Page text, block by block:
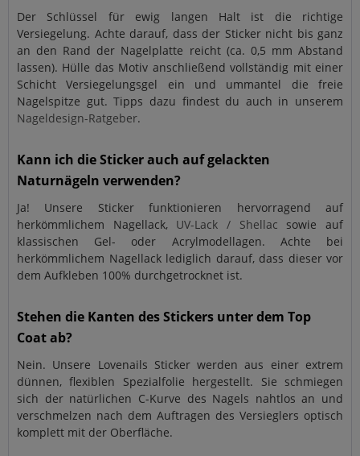
Der Schlüssel für ewig langen Halt ist die richtige
Versiegelung. Achte darauf, dass der Sticker nicht bis ganz
an den Rand der Nagelplatte reicht (ca. 0,5 mm Abstand
lassen). Hülle das Motiv anschließend vollständig mit einer
Schicht Versiegelungsgel ein und ummantel die freie
Nagelspitze gut. Tipps dazu findest du auch in unserem
Nageldesign-Ratgeber.
Kann ich die Sticker auch auf gelackten
Naturnägeln verwenden?
Ja! Unsere Sticker funktionieren hervorragend auf
herkömmlichem Nagellack, UV-Lack / Shellac sowie auf
klassischen Gel- oder Acrylmodellagen. Achte bei
herkömmlichem Nagellack lediglich darauf, dass dieser vor
dem Aufkleben 100% durchgetrocknet ist.
Stehen die Kanten des Stickers unter dem Top
Coat ab?
Nein. Unsere Lovenails Sticker werden aus einer extrem
dünnen, flexiblen Spezialfolie hergestellt. Sie schmiegen
sich der natürlichen C-Kurve des Nagels nahtlos an und
verschmelzen nach dem Auftragen des Versieglers optisch
komplett mit der Oberfläche.